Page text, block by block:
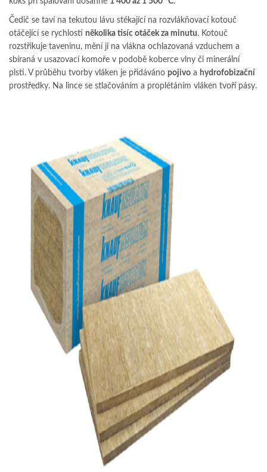
Čedič se taví na tekutou lávu stékající na rozvlákňovací kotouč
otáčející se rychlostí několika tisíc otáček za minutu. Kotouč
rozstřikuje taveninu, mění ji na vlákna ochlazovaná vzduchem a
sbíraná v usazovací komoře v podobě koberce vlny či minerální
plsti. V průběhu tvorby vláken je přidáváno pojivo a hydrofobizační
prostředky. Na lince se stlačováním a proplétáním vláken tvoří pásy.